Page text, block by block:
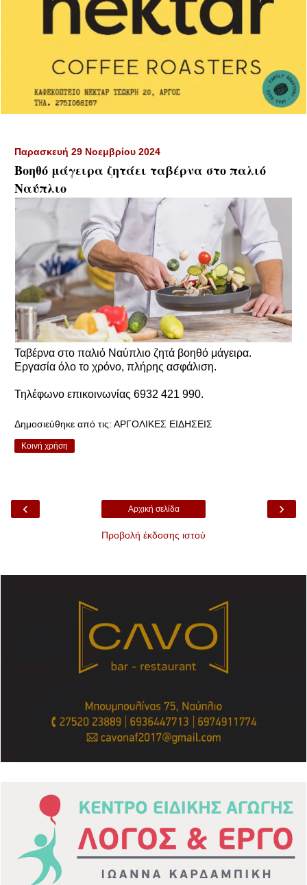
Παρασκευή 29 Νοεμβρίου 2024
Βοηθό μάγειρα ζητάει ταβέρνα στο παλιό
Ναύπλιο
Ταβέρνα στο παλιό Ναύπλιο ζητά βοηθό μάγειρα.
Εργασία όλο το χρόνο, πλήρης ασφάλιση.
Τηλέφωνο επικοινωνίας 6932 421 990.
Δημοσιεύθηκε από τις: ΑΡΓΟΛΙΚΕΣ ΕΙΔΗΣΕΙΣ
Κοινή χρήση
‹ ›
Αρχική σελίδα
Προβολή έκδοσης ιστού